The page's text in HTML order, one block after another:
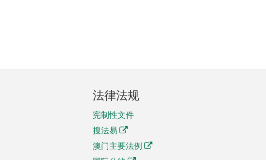
法律法规
宪制性文件
搜法易
澳门主要法例